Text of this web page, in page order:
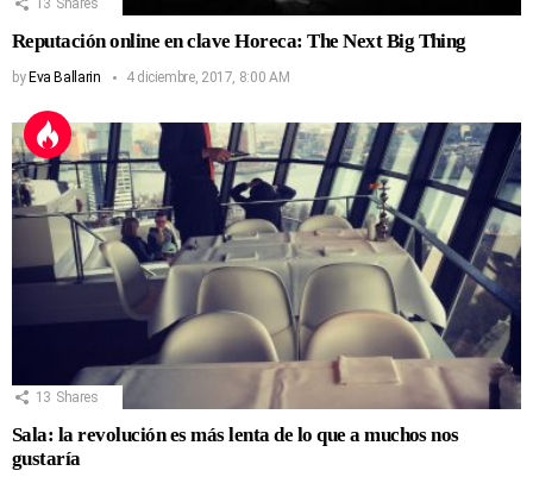
13 Shares
Reputación online en clave Horeca: The Next Big Thing
by Eva Ballarin 4 diciembre, 2017, 8:00 AM
13 Shares
Sala: la revolución es más lenta de lo que a muchos nos
gustaría